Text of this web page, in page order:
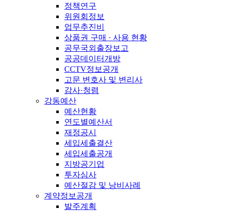
정책연구
위원회정보
업무추진비
상품권 구매 · 사용 현황
공무국외출장보고
공공데이터개방
CCTV정보공개
고문 변호사 및 변리사
감사·청렴
강동예산
예산현황
연도별예산서
재정공시
세입세출결산
세입세출공개
지방공기업
투자심사
예산절감 및 낭비사례
계약정보공개
발주계획